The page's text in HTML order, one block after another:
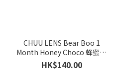
CHUU LENS Bear Boo 1
Month Honey Choco 蜂蜜烤
熊棕｜月抛彩妆隐形眼镜｜每
盒2片
HK$140.00